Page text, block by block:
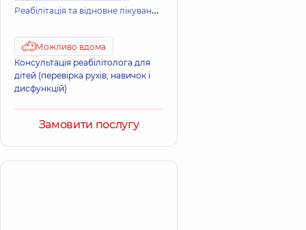
Р
еабілітація та відновне лікування
Можливо вдома
Консультація реабілітолога для
дітей (перевірка рухів, навичок і
дисфункцій)
Замовити послугу